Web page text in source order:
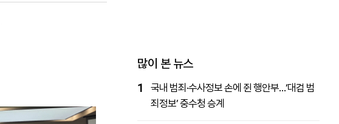
많이 본 뉴스
1
국내 범죄·수사정보 손에 쥔 행안부…‘대검 범
죄정보’ 중수청 승계